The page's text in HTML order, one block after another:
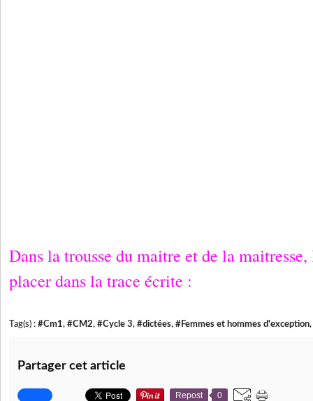
Dans la trousse du maitre et de la
placer dans la trace écrite :
Tag(s) : #Cm1, #CM2, #Cycle 3, #dictées, #Femmes et hommes d'exception,
Partager cet article
Repost 0